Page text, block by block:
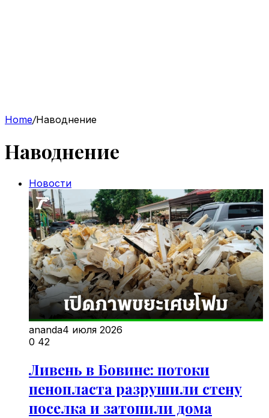
Home/Наводнение
Наводнение
Новости
ananda4 июля 2026
0 42
Ливень в Бовине: потоки
пенопласта разрушили стену
поселка и затопили дома